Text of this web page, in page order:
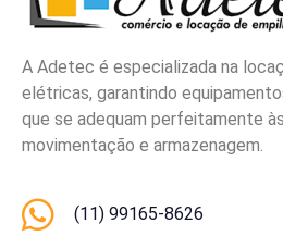
A Adetec é especializada na
elétricas, garantindo
que se adequam perfeitamente
movimentação e armazenagem.
(11) 99165-8626